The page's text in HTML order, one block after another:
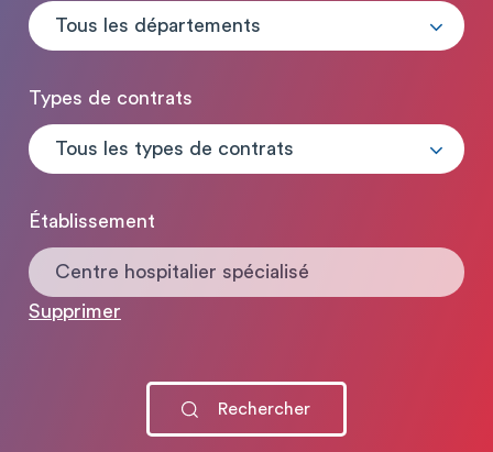
Tous les départements
Types de contrats
Tous les types de contrats
Établissement
Centre hospitalier spécialisé
Supprimer